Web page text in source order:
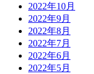
2022年10月
2022年9月
2022年8月
2022年7月
2022年6月
2022年5月